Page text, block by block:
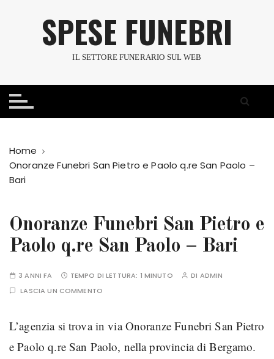
a
SPESE FUNEBRI
IL SETTORE FUNERARIO SUL WEB
Home
Onoranze Funebri San Pietro e Paolo q.re San Paolo –
Bari
Onoranze Funebri San Pietro e
Paolo q.re San Paolo – Bari
3 ANNI FA TEMPO DI LETTURA: 1 MINUTO DI ADMIN
LASCIA UN COMMENTO
L’agenzia si trova in via Onoranze Funebri San Pietro
e Paolo q.re San Paolo, nella provincia di Bergamo.